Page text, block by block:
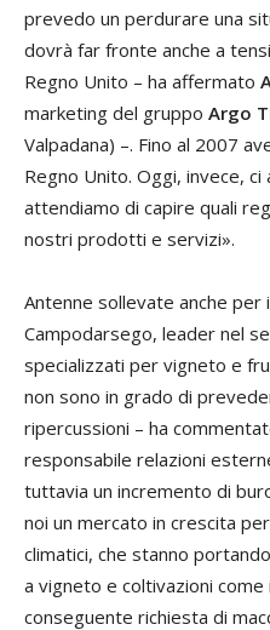
prevedo un perdurare una
dovrà far fronte anche a
Regno Unito – ha affermato
marketing del gruppo Argo
Valpadana) –. Fino al 2007
Regno Unito. Oggi, invece,
attendiamo di capire quali
nostri prodotti e servizi».
Antenne sollevate anche per
Campodarsego, leader nel
specializzati per vigneto e
non sono in grado di
ripercussioni – ha
responsabile relazioni
tuttavia un incremento di
noi un mercato in crescita
climatici, che stanno
a vigneto e coltivazioni
conseguente richiesta di